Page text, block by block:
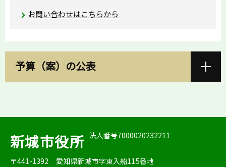
お問い合わせはこちらから
予算（案）の公表
新城市役所 法人番号7000020232211
〒441-1392
愛知県新城市字東入船115番地